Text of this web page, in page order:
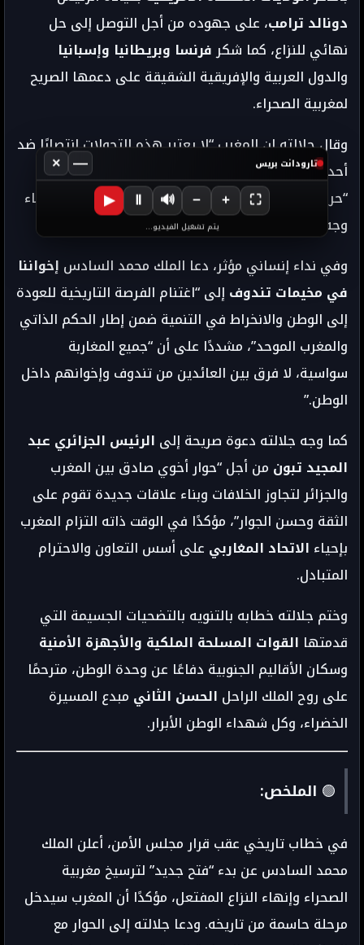
دونالد ترامب، على جهوده من أجل التوصل إلى حل
نهائي للنزاع، كما شكرفرنسا وبريطانيا وإسبانيا
والدول العربية والإفريقية الشقيقة على دعمها الصريح
لمغربية الصحراء.
وقال جلالته إن المغرب “لا يعتبر هذه التحولات انتصارًا ضد
أحد، ولا يستغلها لتأجيج الصراع”، مؤكدًا أن المملكة
“حريصة على إيجاد حل لا غالب فيه ولا مغلوب، يحفظ ماء
وجه الجميع.”
وفي نداء إنساني مؤثر، دعا الملك محمد السادس إخواننا
في مخيمات تندوف إلى “اغتنام الفرصة التاريخية للعودة
إلى الوطن والانخراط في التنمية ضمن إطار الحكم الذاتي
والمغرب الموحد”، مشددًا على أن “جميع المغاربة
سواسية، لا فرق بين العائدين من تندوف وإخوانهم داخل
الوطن.”
كما وجه جلالته دعوة صريحة إلى الرئيس الجزائري عبد
المجيد تبون من أجل “حوار أخوي صادق بين المغرب
والجزائر لتجاوز الخلافات وبناء علاقات جديدة تقوم على
الثقة وحسن الجوار”، مؤكدًا في الوقت ذاته التزام المغرب
بإحياء الاتحاد المغاربي على أسس التعاون والاحترام
المتبادل.
وختم جلالته خطابه بالتنويه بالتضحيات الجسيمة التي
قدمتها القوات المسلحة الملكية والأجهزة الأمنية
وسكان الأقاليم الجنوبية دفاعًا عن وحدة الوطن، مترحمًا
على روح الملك الراحل الحسن الثاني مبدع المسيرة
الخضراء، وكل شهداء الوطن الأبرار.
🟢 الملخص:
في خطاب تاريخي عقب قرار مجلس الأمن، أعلن الملك
محمد السادس عن بدء “فتح جديد” لترسيخ مغربية
الصحراء وإنهاء النزاع المفتعل، مؤكدًا أن المغرب سيدخل
مرحلة حاسمة من تاريخه. ودعا جلالته إلى الحوار مع
تارودانت بريس —
×
▶ Ⅱ 🔊 − + ⛶
يتم تشغيل الفيديو...